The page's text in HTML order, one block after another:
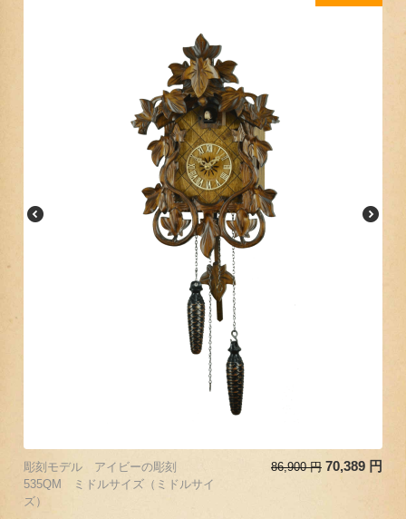
彫刻モデル アイビーの彫刻
535QM ミドルサイズ（ミドルサイ
ズ）
86,900 円 70,389 円